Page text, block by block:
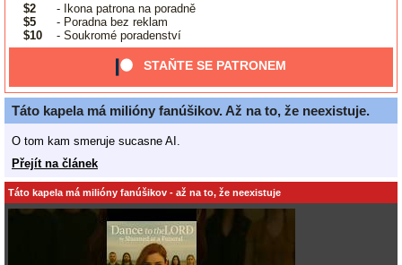
$2
- Ikona patrona na poradně
$5
- Poradna bez reklam
$10
- Soukromé poradenství
STAŇTE SE PATRONEM
Táto kapela má milióny fanúšikov. Až na to, že neexistuje.
O tom kam smeruje sucasne AI.
Přejít na článek
Táto kapela má milióny fanúšikov - až na to, že neexistuje